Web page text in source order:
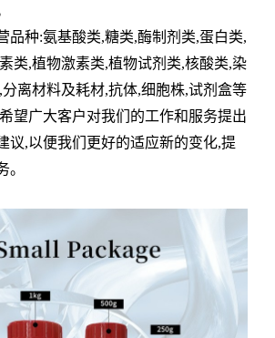
品种:氨基酸类,糖类,酶制剂类,蛋白类,
类,植物激素类,植物试剂类,核酸类,染
离材料及耗材,抗体,细胞株,试剂盒等
望广大客户对我们的工作和服务提出
议,以便我们更好的适应新的变化,提
。